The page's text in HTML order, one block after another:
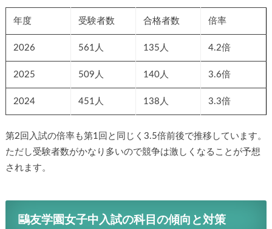
年度 受験者数 合格者数 倍率
2026 561人 135人 4.2倍
2025 509人 140人 3.6倍
2024 451人 138人 3.3倍
第2回入試の倍率も第1回と同じく3.5倍前後で推移しています。
ただし受験者数がかなり多いので競争は激しくなることが予想
されます。
鷗友学園女子中入試の科目の傾向と対策